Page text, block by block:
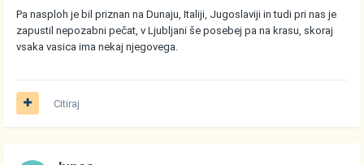
Pa nasploh je bil priznan na Dunaju, Italiji, Jugoslaviji in tudi pri nas je
zapustil nepozabni pečat, v Ljubljani še posebej pa na krasu, skoraj
vsaka vasica ima nekaj njegovega.
Citiraj